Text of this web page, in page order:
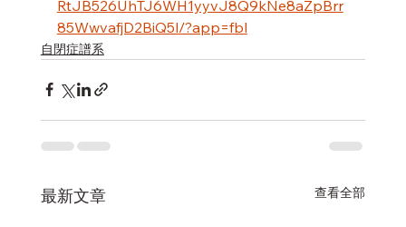
RtJB526UhTJ6WH1yyvJ8Q9kNe8aZpBrr
85WwvafjD2BiQ5l/?app=fbl
自閉症譜系
最新文章 查看全部